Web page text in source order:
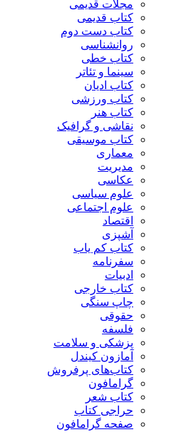
مجلات قدیمی
کتاب قدیمی
کتاب دست دوم
روانشناسی
کتاب خطی
سینما و تئاتر
کتاب ادیان
کتاب ورزشی
کتاب هنر
نقاشی و گرافیک
کتاب موسیقی
معماری
مدیریت
عکاسی
علوم سیاسی
علوم اجتماعی
اقتصاد
آشپزی
کتاب کم یاب
سفرنامه
ادبیات
کتاب خارجی
چاپ سنگی
حقوقی
فلسفه
پزشکی و سلامت
آمازون کیندل
کتاب‌های پرفروش
گرامافون
کتاب شعر
حراجی کتاب
صفحه گرامافون